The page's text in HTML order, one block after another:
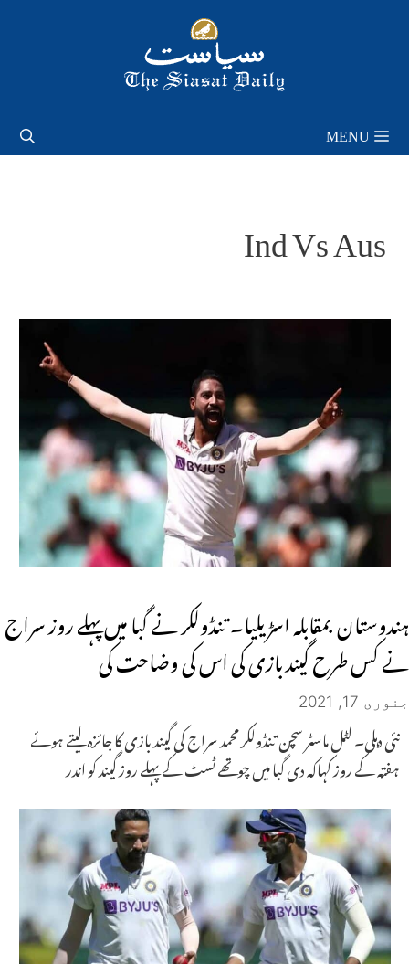
MENU
Ind Vs Aus
ہندوستان بمقابلہ اسڑیلیا۔ تنڈولکر نے گبا میں پہلے روز سراج
نے کس طرح گیند بازی کی اس کی وضاحت کی
جنوری 17, 2021
نئی دہلی۔ لٹل ماسٹر سچن تنڈولکر محمد سراج کی گیند بازی کا جائزہ لیتے ہوئے
ہفتہ کے روز کہاکہ دی گبا میں چوتھے ٹسٹ کے پہلے روز گیند کو اندر